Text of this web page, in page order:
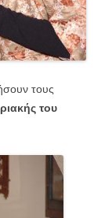
τους
του